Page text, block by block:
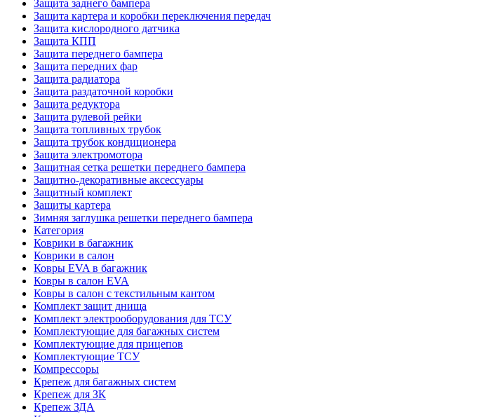
Защита заднего бампера
Защита картера и коробки переключения передач
Защита кислородного датчика
Защита КПП
Защита переднего бампера
Защита передних фар
Защита радиатора
Защита раздаточной коробки
Защита редуктора
Защита рулевой рейки
Защита топливных трубок
Защита трубок кондиционера
Защита электромотора
Защитная сетка решетки переднего бампера
Защитно-декоративные аксессуары
Защитный комплект
Защиты картера
Зимняя заглушка решетки переднего бампера
Категория
Коврики в багажник
Коврики в салон
Ковры EVA в багажник
Ковры в салон EVA
Ковры в салон с текстильным кантом
Комплект защит днища
Комплект электрооборудования для ТСУ
Комплектующие для багажных систем
Комплектующие для прицепов
Комплектующие ТСУ
Компрессоры
Крепеж для багажных систем
Крепеж для ЗК
Крепеж ЗДА